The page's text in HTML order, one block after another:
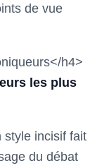
de vue
h4>
les plus
style incisif fait
du débat